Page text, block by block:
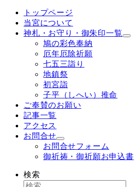
トップページ
当宮について
神札・お守り・御朱印一覧
鳩の彩色奉納
厄年厄除祈願
七五三詣り
地鎮祭
初宮詣
子平（しへい）推命
ご奉賛のお願い
記事一覧
アクセス
お問合せ
お問合せフォーム
御祈祷・御祈願お申込書
検索